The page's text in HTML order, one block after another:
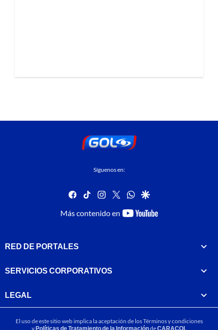
Síguenos en:
facebook
tiktok instagram
twitterwhatsapp
google
Más contenido en
youtube-
RED DE PORTALES
SERVICIOS CORPORATIVOS
LEGAL
El uso de este sitio web implica la aceptación de losTérminos y condiciones
yPolíticas de Tratamiento de la InformacióndeCARACOL